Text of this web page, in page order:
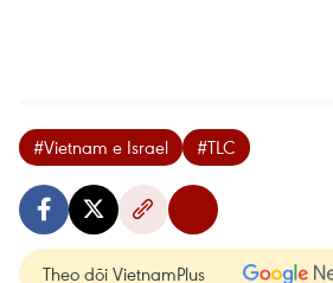
#Vietnam e Israel #TLC
Theo dõi VietnamPlus